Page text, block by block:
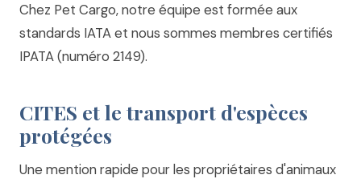
Chez Pet Cargo, notre équipe est formée aux
standards IATA et nous sommes membres certifiés
IPATA (numéro 2149).
CITES et le transport d'espèces
protégées
Une mention rapide pour les propriétaires d'animaux